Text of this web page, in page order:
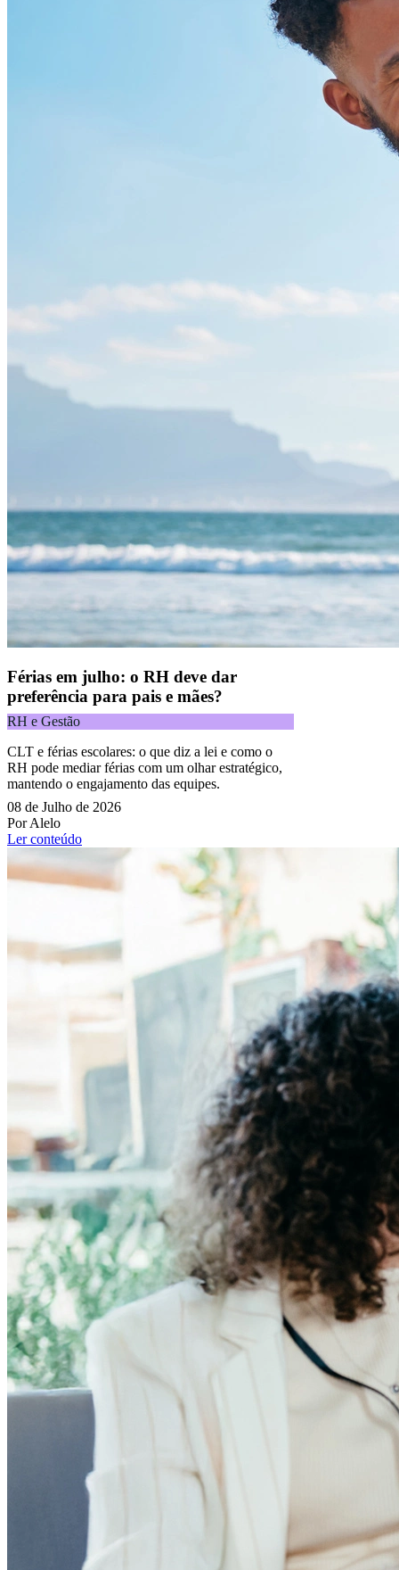
Férias em julho: o RH deve dar
preferência para pais e mães?
RH e Gestão
CLT e férias escolares: o que diz a lei e como o
RH pode mediar férias com um olhar estratégico,
mantendo o engajamento das equipes.
08 de Julho de 2026
Por Alelo
Ler conteúdo